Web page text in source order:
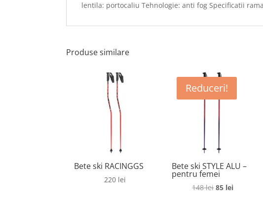
lentila: portocaliu Tehnologie: anti fog Specificatii
Produse similare
Bete ski RACINGGS
220 lei
Reduceri!
Bete ski STYLE ALU –
pentru femei
148leiPrețul
85 leiPrețul